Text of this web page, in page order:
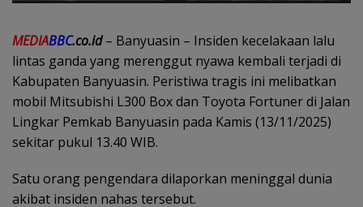
MEDIABBC.co.id– Banyuasin – Insiden kecelakaan lalu
lintas ganda yang merenggut nyawa kembali terjadi di
Kabupaten Banyuasin. Peristiwa tragis ini melibatkan
mobil Mitsubishi L300 Box dan Toyota Fortuner di Jalan
Lingkar Pemkab Banyuasin pada Kamis (13/11/2025)
sekitar pukul 13.40 WIB.
​Satu orang pengendara dilaporkan meninggal dunia
akibat insiden nahas tersebut.